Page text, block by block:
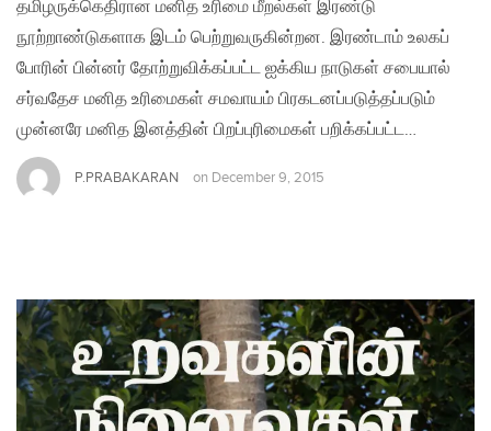
தமிழருக்கெதிரான மனித உரிமை மீறல்கள் இரண்டு
நூற்றாண்டுகளாக இடம் பெற்றுவருகின்றன. இரண்டாம் உலகப்
போரின் பின்னர் தோற்றுவிக்கப்பட்ட ஐக்கிய நாடுகள் சபையால்
சர்வதேச மனித உரிமைகள் சமவாயம் பிரகடனப்படுத்தப்படும்
முன்னரே மனித இனத்தின் பிறப்புரிமைகள் பறிக்கப்பட்ட…
P.PRABAKARAN on December 9, 2015